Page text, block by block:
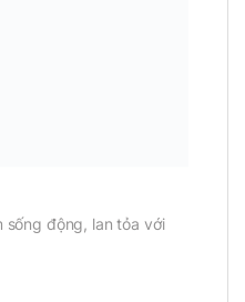
động, lan tỏa với